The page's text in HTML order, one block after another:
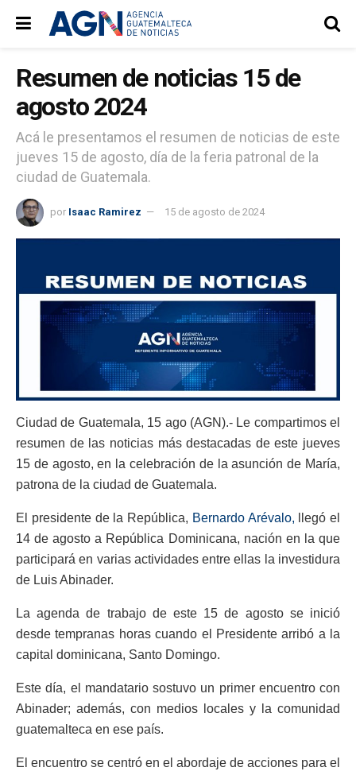
Resumen de noticias 15 de
agosto 2024
Acá le presentamos el resumen de noticias de este
jueves 15 de agosto, día de la feria patronal de la
ciudad de Guatemala.
por Isaac Ramirez 15 de agosto de 2024
Ciudad de Guatemala, 15 ago (AGN).- Le compartimos el
resumen de las noticias más destacadas de este jueves
15 de agosto, en la celebración de la asunción de María,
patrona de la ciudad de Guatemala.
El presidente de la República, Bernardo Arévalo, llegó el
14 de agosto a República Dominicana, nación en la que
participará en varias actividades entre ellas la investidura
de Luis Abinader.
La agenda de trabajo de este 15 de agosto se inició
desde tempranas horas cuando el Presidente arribó a la
capital dominicana, Santo Domingo.
Este día, el mandatario sostuvo un primer encuentro con
Abinader; además, con medios locales y la comunidad
guatemalteca en ese país.
El encuentro se centró en el abordaje de acciones para el